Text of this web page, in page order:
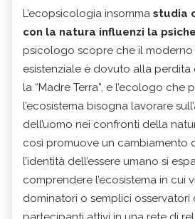
L’ecopsicologia insomma studia
con la natura influenzi la
psicologo scopre che il moderno
esistenziale è dovuto alla
la “Madre Terra”, e l’ecologo che
l’ecosistema bisogna lavorare
dell’uomo nei confronti della
così promuove un cambiamento
l’identità dell’essere umano si
comprendere l’ecosistema in cui
dominatori o semplici osservatori